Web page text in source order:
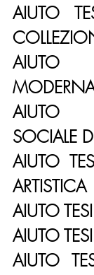
AIUTO
AIUTO
AIUTO
SOCIALE
AIUTO
ARTISTICA
AIUTO
AIUTO
AIUTO